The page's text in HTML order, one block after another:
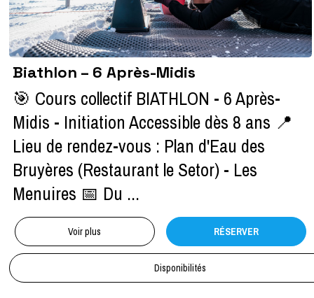
Biathlon – 6 Après-Midis
🎯 Cours collectif BIATHLON - 6 Après-
Midis - Initiation Accessible dès 8 ans 📍
Lieu de rendez-vous : Plan d'Eau des
Bruyères (Restaurant le Setor) - Les
Menuires 📅 Du ...
Voir plus RÉSERVER
Disponibilités